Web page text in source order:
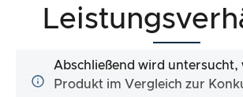
Abschließend wird untersucht,
Produkt im Vergleich zur